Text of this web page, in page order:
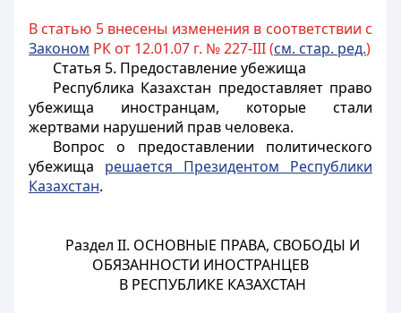
В статью 5 внесены изменения в соответствии с
Законом РК от 12.01.07 г. № 227-III (см. стар. ред.)
Статья 5. Предоставление убежища
Республика Казахстан предоставляет право
убежища иностранцам, которые стали
жертвами нарушений прав человека.
Вопрос о предоставлении политического
убежища решается Президентом Республики
Казахстан.
Раздел II. ОСНОВНЫЕ ПРАВА, СВОБОДЫ И
ОБЯЗАННОСТИ ИНОСТРАНЦЕВ
В РЕСПУБЛИКЕ КАЗАХСТАН